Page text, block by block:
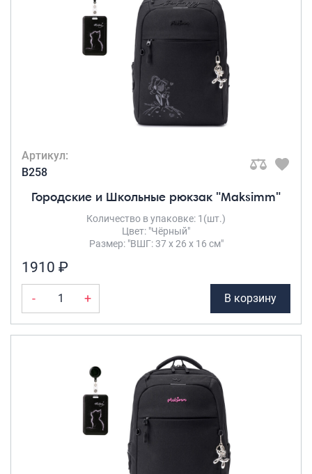
Артикул:
B258
Городские и Школьные рюкзак "Maksimm"
Количество в упаковке: 1(шт.)
Цвет: "Чёрный"
Размер: "ВШГ: 37 х 26 х 16 см"
1910 ₽
- + В корзину